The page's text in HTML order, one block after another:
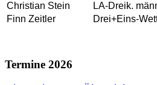
Christian Stein
LA-Dreik.
Finn Zeitler
Drei+Eins-
Termine 2026